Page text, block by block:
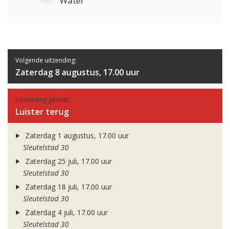
Volgende uitzending:
Zaterdag 8 augustus, 17.00 uur
Uitzending gemist?
Luister terug
Zaterdag 1 augustus, 17.00 uur
Sleutelstad 30
Zaterdag 25 juli, 17.00 uur
Sleutelstad 30
Zaterdag 18 juli, 17.00 uur
Sleutelstad 30
Zaterdag 4 juli, 17.00 uur
Sleutelstad 30